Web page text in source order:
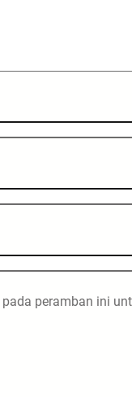
peramban ini